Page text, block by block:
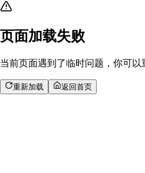
页面加载失败
当前页面遇到了临时问题，你可以
重新加载 返回首页